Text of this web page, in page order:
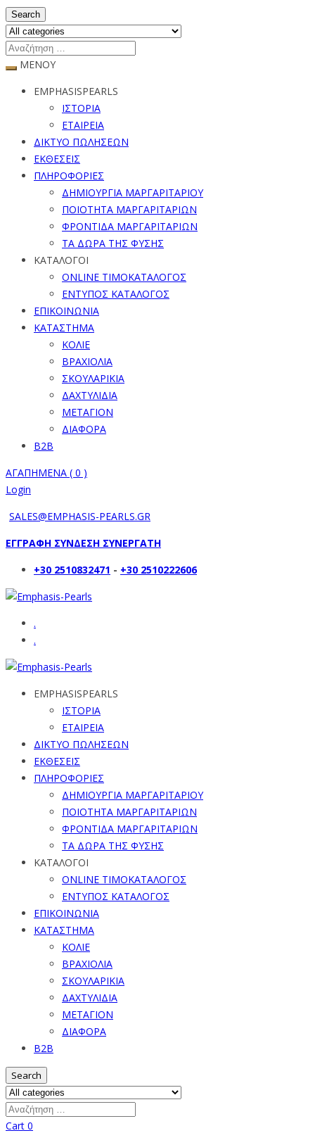
Search
ΜΕΝΟΥ
EMPHASISPEARLS
ΙΣΤΟΡΙΑ
ΕΤΑΙΡΕΙΑ
ΔΙΚΤΥΟ ΠΩΛΗΣΕΩΝ
ΕΚΘΕΣΕΙΣ
ΠΛΗΡΟΦΟΡΙΕΣ
ΔΗΜΙΟΥΡΓΙΑ ΜΑΡΓΑΡΙΤΑΡΙΟΥ
ΠΟΙΟΤΗΤΑ ΜΑΡΓΑΡΙΤΑΡΙΩΝ
ΦΡΟΝΤΙΔΑ ΜΑΡΓΑΡΙΤΑΡΙΩΝ
ΤΑ ΔΩΡΑ ΤΗΣ ΦΥΣΗΣ
ΚΑΤΑΛΟΓΟΙ
ONLINE ΤΙΜΟΚΑΤΑΛΟΓΟΣ
ΕΝΤΥΠΟΣ ΚΑΤΑΛΟΓΟΣ
ΕΠΙΚΟΙΝΩΝΙΑ
ΚΑΤΑΣΤΗΜΑ
ΚΟΛΙΕ
ΒΡΑΧΙΟΛΙΑ
ΣΚΟΥΛΑΡΙΚΙΑ
ΔΑΧΤΥΛΙΔΙΑ
ΜΕΤΑΓΙΟΝ
ΔΙΑΦΟΡΑ
B2B
ΑΓΑΠΗΜΕΝΑ ( 0 )
Login
SALES@EMPHASIS-PEARLS.GR
ΕΓΓΡΑΦΗ ΣΥΝΔΕΣΗ ΣΥΝΕΡΓΑΤΗ
+30 2510832471 - +30 2510222606
.
.
EMPHASISPEARLS
ΙΣΤΟΡΙΑ
ΕΤΑΙΡΕΙΑ
ΔΙΚΤΥΟ ΠΩΛΗΣΕΩΝ
ΕΚΘΕΣΕΙΣ
ΠΛΗΡΟΦΟΡΙΕΣ
ΔΗΜΙΟΥΡΓΙΑ ΜΑΡΓΑΡΙΤΑΡΙΟΥ
ΠΟΙΟΤΗΤΑ ΜΑΡΓΑΡΙΤΑΡΙΩΝ
ΦΡΟΝΤΙΔΑ ΜΑΡΓΑΡΙΤΑΡΙΩΝ
ΤΑ ΔΩΡΑ ΤΗΣ ΦΥΣΗΣ
ΚΑΤΑΛΟΓΟΙ
ONLINE ΤΙΜΟΚΑΤΑΛΟΓΟΣ
ΕΝΤΥΠΟΣ ΚΑΤΑΛΟΓΟΣ
ΕΠΙΚΟΙΝΩΝΙΑ
ΚΑΤΑΣΤΗΜΑ
ΚΟΛΙΕ
ΒΡΑΧΙΟΛΙΑ
ΣΚΟΥΛΑΡΙΚΙΑ
ΔΑΧΤΥΛΙΔΙΑ
ΜΕΤΑΓΙΟΝ
ΔΙΑΦΟΡΑ
B2B
Search
Cart 0